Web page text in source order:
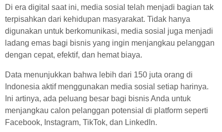
Di era digital saat ini, media sosial telah menjadi bagian tak
terpisahkan dari kehidupan masyarakat. Tidak hanya
digunakan untuk berkomunikasi, media sosial juga menjadi
ladang emas bagi bisnis yang ingin menjangkau pelanggan
dengan cepat, efektif, dan hemat biaya.
Data menunjukkan bahwa lebih dari 150 juta orang di
Indonesia aktif menggunakan media sosial setiap harinya.
Ini artinya, ada peluang besar bagi bisnis Anda untuk
menjangkau calon pelanggan potensial di platform seperti
Facebook, Instagram, TikTok, dan LinkedIn.